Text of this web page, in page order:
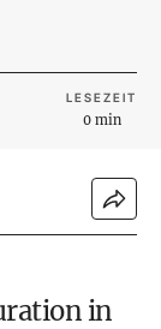
LESEZEIT
0 min
in